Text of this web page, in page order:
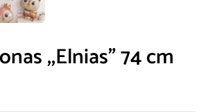
,,Elnias” 74 cm